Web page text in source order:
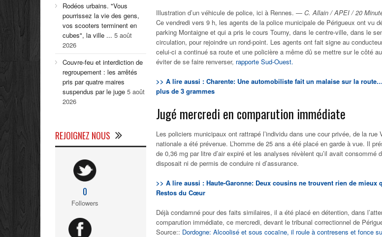
Illustration d’un véhicule de police, ici à Rennes. — C. Allain / APEI / 20
Ce vendredi vers 9 h, les agents de la police municipale de Périgueux ont vu
parking Montaigne et qui a pris le cours Tourny, dans le centre-ville, dans le
circulation, pour rejoindre un rond-point. Les agents ont fait signe au
celui-ci a continué sa route et une policière a même dû se mettre sur le côté
éviter de se faire renverser, rapporte Sud-Ouest.
>> A lire aussi : Charente: Une automobiliste fait un malaise sur la
plus de 3 grammes
Jugé mercredi en comparution immédiate
Les policiers municipaux ont rattrapé l’individu dans une cour privée, de la rue
nationale a été prévenue. L’homme de 25 ans a été placé en garde à vue. Il
de 0,36 mg par litre d’air expiré et les analyses révèlent qu’il avait consommé
disposait ni de permis de conduire ni d’assurance.
>> A lire aussi : Haute-Garonne: Deux cousins ne trouvent rien de mieux
Restos du Cœur
Déjà condamné pour des faits similaires, il a été placé en détention, dans
comparution immédiate, ce mercredi, devant le tribunal correctionnel de
Source:: Dordogne: Alcoolisé et sous cocaïne, il roule à contresens et fonce
Rodéos urbains. "Vous
pourrissez la vie des gens,
vos scooters terminent en
cubes", la ville ... 5 août
2026
Couvre-feu et interdiction de
regroupement : les arrêtés
pris par quatre maires
suspendus par le juge 5 août
2026
REJOIGNEZ NOUS
0
Followers